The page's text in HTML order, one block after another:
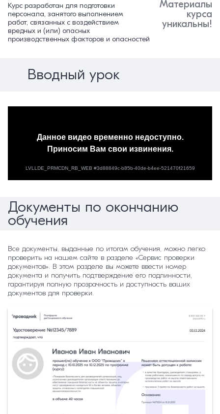
Материалы
курса
уникальны!
Курс разработан для подготовки
персонала, занятого выполнением
работ, связанных с воздействием
вредных и (или) опасных
производственных факторов и опасностей
Вводный урок
Документы по окончанию
обучения
Все документы, выданные по итогам обучения, можно легко
проверить на нашем сайте в разделе «Сервис проверки
документов». В этом разделе вы можете ввести номер
документа и получить подтверждение его подлинности,
гарантируя полную прозрачность и доступность ваших
документов для проверки.